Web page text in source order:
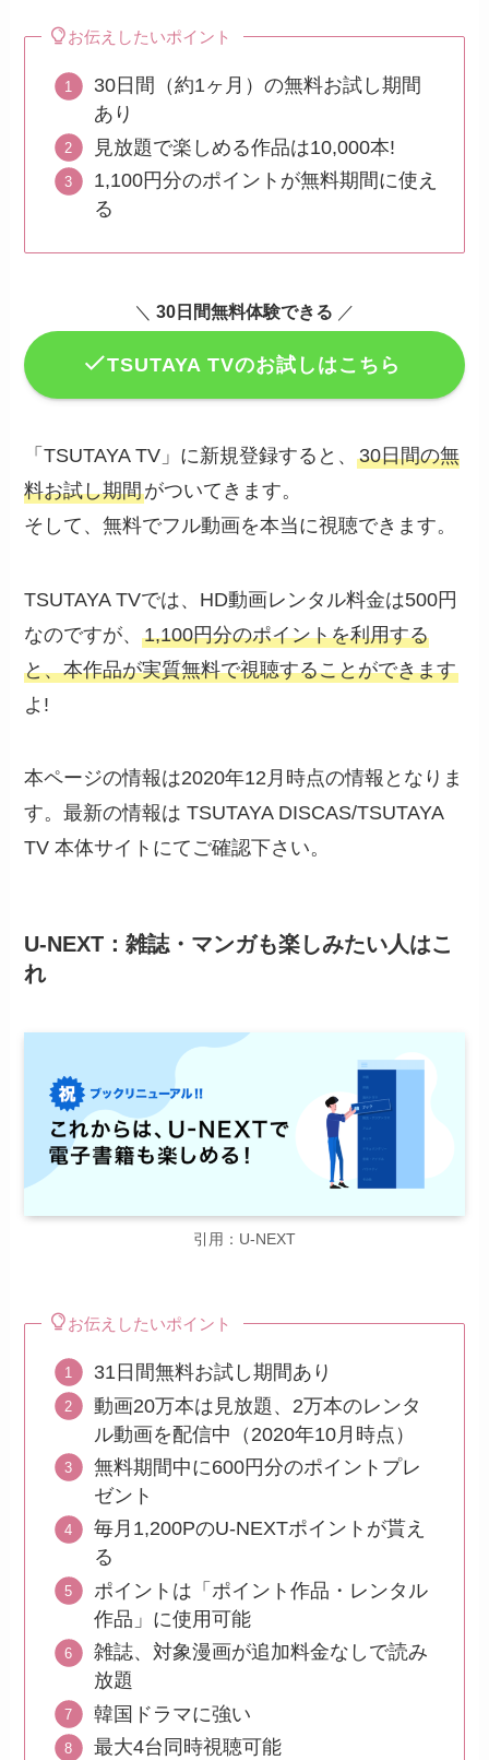
お伝えしたいポイント
30日間（約1ヶ月）の無料お試し期間
あり
見放題で楽しめる作品は10,000本!
1,100円分のポイントが無料期間に使え
る
＼ 30日間無料体験できる ／
TSUTAYA TVのお試しはこちら
「TSUTAYA TV」に新規登録すると、30日間の無
料お試し期間がついてきます。
そして、無料でフル動画を本当に視聴できます。
TSUTAYA TVでは、HD動画レンタル料金は500円
なのですが、1,100円分のポイントを利用する
と、本作品が実質無料で視聴することができます
よ!
本ページの情報は2020年12月時点の情報となりま
す。最新の情報は TSUTAYA DISCAS/TSUTAYA
TV 本体サイトにてご確認下さい。
U-NEXT：雑誌・マンガも楽しみたい人はこ
れ
引用：U-NEXT
お伝えしたいポイント
31日間無料お試し期間あり
動画20万本は見放題、2万本のレンタ
ル動画を配信中（2020年10月時点）
無料期間中に600円分のポイントプレ
ゼント
毎月1,200PのU-NEXTポイントが貰え
る
ポイントは「ポイント作品・レンタル
作品」に使用可能
雑誌、対象漫画が追加料金なしで読み
放題
韓国ドラマに強い
最大4台同時視聴可能